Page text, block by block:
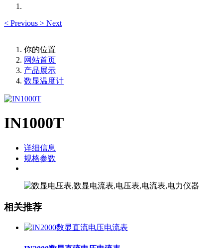
< Previous > Next
你的位置
网站首页
产品展示
数显温度计
IN1000T
详细信息
规格参数
相关推荐